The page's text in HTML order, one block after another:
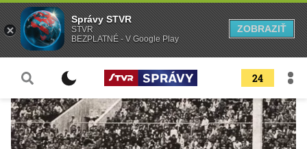
24
Správy STVR
STVR
BEZPLATNÉ - V Google Play
ZOBRAZIŤ